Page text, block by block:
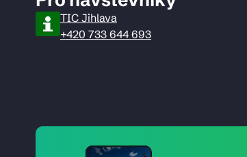
TIC Jihlava
+420 733 644 693